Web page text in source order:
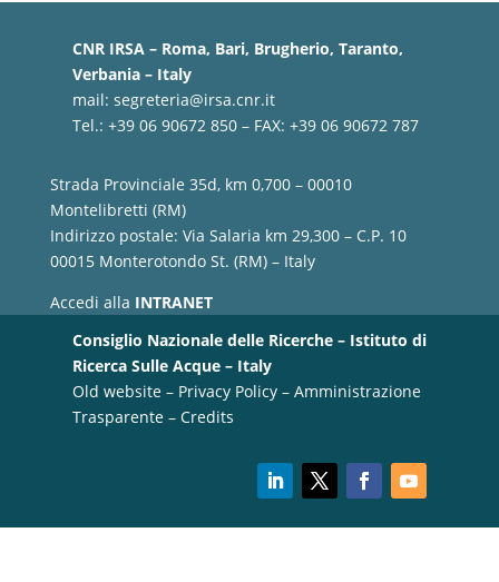
CNR IRSA – Roma, Bari, Brugherio, Taranto,
Verbania – Italy
mail: segreteria@irsa.cnr.it
Tel.: +39 06 90672 850 – FAX: +39 06 90672 787
Strada Provinciale 35d, km 0,700 – 00010
Montelibretti (RM)
Indirizzo postale: Via Salaria km 29,300 – C.P. 10
00015 Monterotondo St. (RM) – Italy
Accedi alla INTRANET
Consiglio Nazionale delle Ricerche – Istituto di
Ricerca Sulle Acque – Italy
Old website– Privacy Policy– Amministrazione
Trasparente– Credits